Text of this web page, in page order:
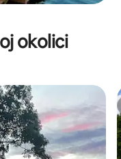
okolici